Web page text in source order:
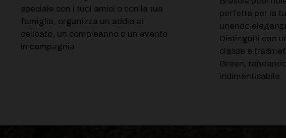
speciale con i tuoi amici o con la tua
famiglia, organizza un addio al
celibato, un compleanno o un evento
in compagnia.
perfetta per la
unendo
Distinguiti con
classe e
Green,
indimenticabile.